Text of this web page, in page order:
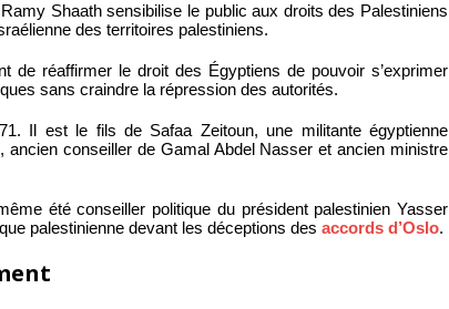
Shaath sensibilise le public aux droits des Palestiniens
des territoires palestiniens.
de réaffirmer le droit des Égyptiens de pouvoir s’exprimer
sans craindre la répression des autorités.
Il est le fils de Safaa Zeitoun, une militante égyptienne
ancien conseiller de Gamal Abdel Nasser et ancien ministre
été conseiller politique du président palestinien Yasser
palestinienne devant les déceptions des accords d’Oslo.